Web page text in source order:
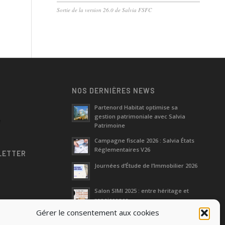
Gérer le consentement aux cookies
Sortie de la version 26.0 de Salvia FSFC
NOS DERNIÈRES NEWS
Partenord Habitat optimise sa
gestion patrimoniale avec Salvia
Patrimoine
Campagne fiscale 2026 : Salvia États
Réglementaires V26
Journées d‘Étude de l’Immobilier 2026
Salon SIMI 2025 : entre héritage et
renaissance
Séminaire Actualités Réglementaires